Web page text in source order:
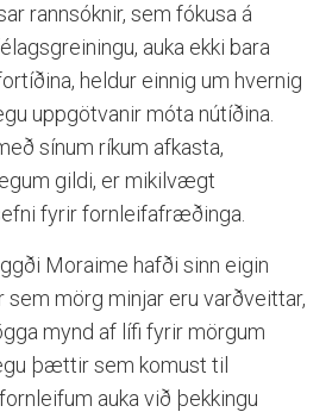
rannsóknir, sem fókusa á
auka ekki bara
heldur einnig um hvernig
uppgötvanir móta nútíðina.
sínum ríkum afkasta,
gildi, er mikilvægt
fyrir fornleifafræðinga.
Moraime hafði sinn eigin
sem mörg minjar eru varðveittar,
mynd af lífi fyrir mörgum
þættir sem komust til
auka við þekkingu